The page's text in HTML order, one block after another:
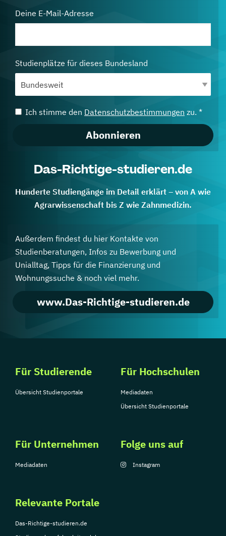
Deine E-Mail-Adresse
Studienplätze für dieses Bundesland
Ich stimme den Datenschutzbestimmungen zu. *
Abonnieren
Das-Richtige-studieren.de
Hunderte Studiengänge im Detail erklärt – von A wie
Agrarwissenschaft bis Z wie Zahnmedizin.
Außerdem findest du hier Kontakte von
Studienberatungen, Infos zu Bewerbung und
Unialltag, Tipps für die Finanzierung und
Wohnungssuche & noch viel mehr.
www.Das-Richtige-studieren.de
Für Studierende
Übersicht Studienportale
Für Hochschulen
Mediadaten
Übersicht Studienportale
Für Unternehmen
Mediadaten
Relevante Portale
Das-Richtige-studieren.de
Folge uns auf
Instagram